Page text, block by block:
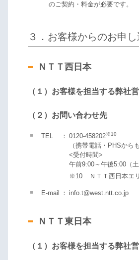
のご契約・料金が必要です。
３．お客様からのお申
ＮＴＴ西日本
（１）お客様を担当する弊社
（２）お問い合わせ先
TEL ： 0120-458202※10
（携帯電話・PHSか
<受付時間>
午前9:00～午後5:00（
※10
ＮＴＴ西日本エ
E-mail ： info.t@west.ntt.co.jp
ＮＴＴ東日本
（１）お客様を担当する弊社